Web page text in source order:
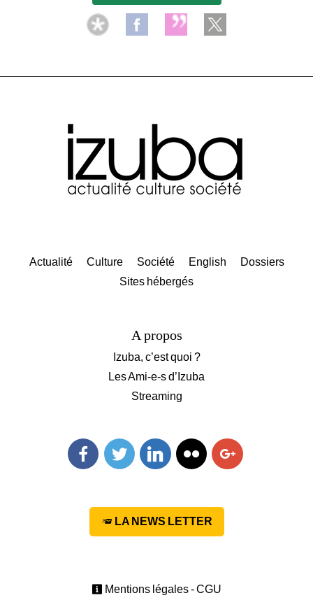
Actualité Culture Société English
Dossiers
Sites hébergés
A propos
Izuba, c’est quoi ?
Les Ami-e-s d’Izuba
Streaming
LA NEWS LETTER
Mentions légales - CGU